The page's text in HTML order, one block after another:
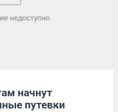
начнут
путевки